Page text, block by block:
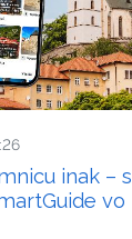
inak – s
vo